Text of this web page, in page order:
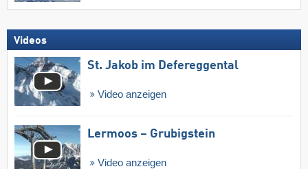
Videos
St. Jakob im Defereggental
Video anzeigen
Lermoos – Grubigstein
Video anzeigen